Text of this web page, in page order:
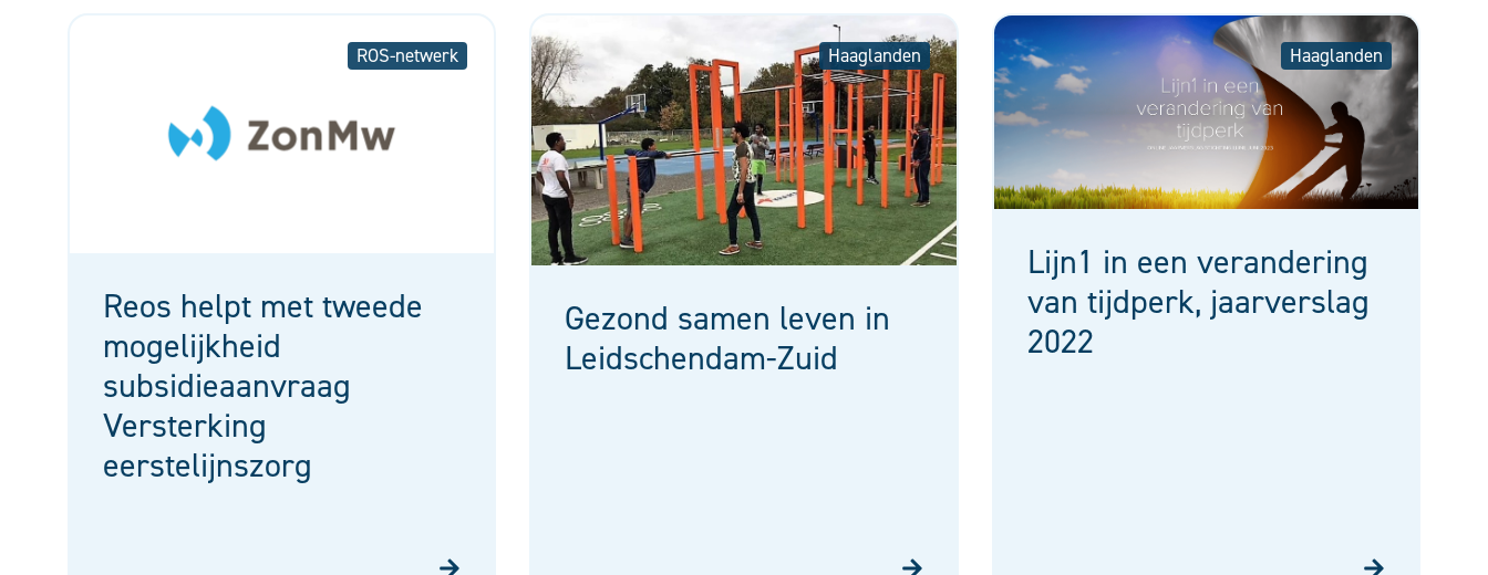
ROS-netwerk
Reos helpt met tweede
mogelijkheid
subsidieaanvraag
Versterking
eerstelijnszorg
Haaglanden
Gezond samen leven in
Leidschendam-Zuid
Haaglanden
Lijn1 in een verandering
van tijdperk, jaarverslag
2022